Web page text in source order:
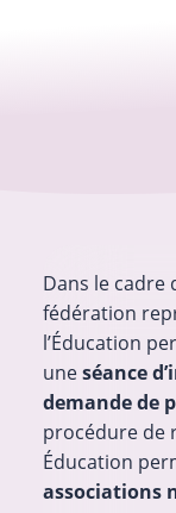
Dans le cadre
fédération
l’Éducation
uneséance
demande de
procédure de
Éducation
associations